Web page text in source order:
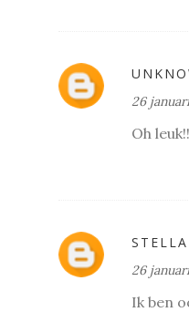
26 januari
Oh
STELLA
26
Ik ben